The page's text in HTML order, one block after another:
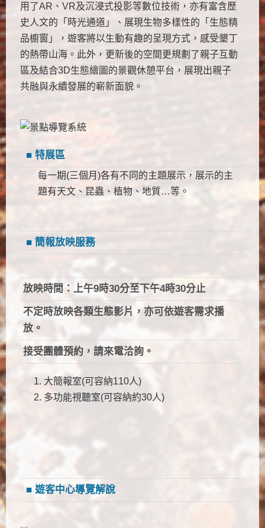
用了AR、VR及沉浸式投影等數位技術，亦有富含歷
史人文的「時光通道」、展現生物多樣性的「生態精
品櫥窗」，遊客將以生動有趣的呈現方式，感受墾丁
的熱帶山海。此外，更新後的空間更規劃了親子互動
區及結合3D生態繪圖的景觀休憩平台，展現出親子
共融與永續發展的嶄新面貌。
■ 特展區
每一期(三個月)各有不同的主題展示，展示的主
題有天文、昆蟲、植物、地質…等。
■ 簡報放映服務
放映時間：上午9時30分至下午4時30分止
不定時放映各類生態影片，亦可依遊客需求播
放。
接受團體預約，請來電洽詢。
大簡報室(可容納110人)
多功能視聽室(可容納約30人)
■ 遊客中心導覽解說